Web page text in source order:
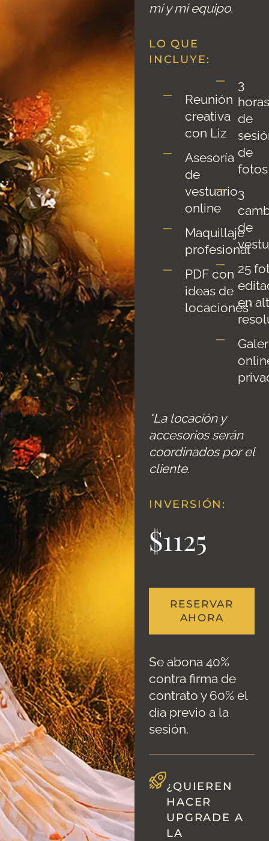
mí y mi equipo.
LO QUE
INCLUYE:
Reunión
creativa
con Liz
Asesoría
de
vestuario
online
Maquillaje
profesional
PDF con
ideas de
locaciones*
3
horas
de
de
fotos
3
de
25
en
*La locación y
accesorios serán
coordinados por el
cliente.
INVERSIÓN:
$1125
RESERVAR
AHORA
Se abona 40%
contra firma de
contrato y 60% el
día previo a la
sesión.
¿QUIEREN
HACER
UPGRADE A
LA